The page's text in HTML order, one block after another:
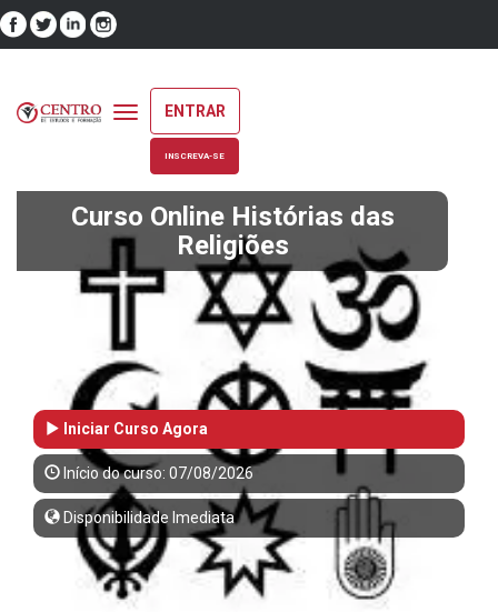
Toggle
navigation
ENTRAR
INSCREVA-SE
Curso Online Histórias das
Religiões
Iniciar Curso Agora
Início do curso: 07/08/2026
Disponibilidade Imediata